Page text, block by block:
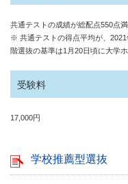
共通テストの成績が総配点550点
※ 共通テストの得点平均が、
階選抜の基準は1月20日頃に大学
受験料
17,000円
学校推薦型選抜